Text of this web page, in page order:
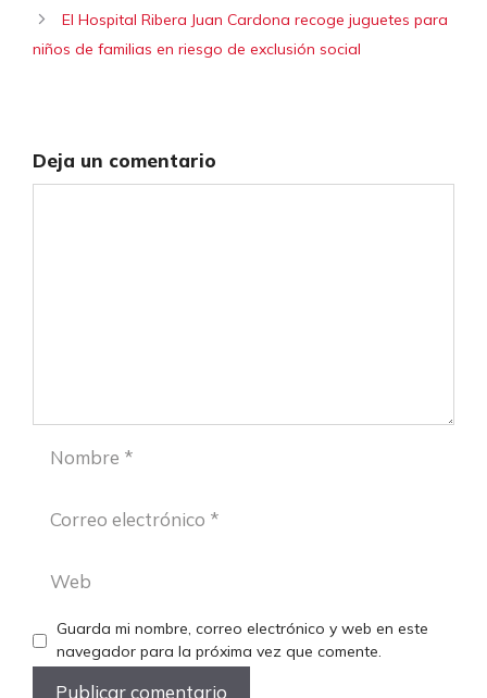
El Hospital Ribera Juan Cardona recoge juguetes para
niños de familias en riesgo de exclusión social
Deja un comentario
Nombre
electrónico
Guarda mi nombre, correo electrónico y web en este
navegador para la próxima vez que comente.